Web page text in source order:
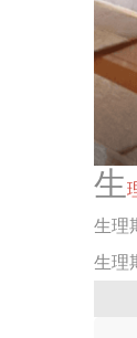
生
生理
生理